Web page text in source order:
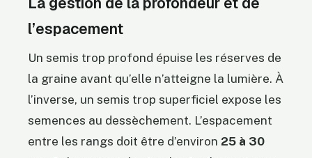
l’espacement
Un semis trop profond épuise les réserves de
la graine avant qu’elle n’atteigne la lumière. À
l’inverse, un semis trop superficiel expose les
semences au dessèchement. L’espacement
entre les rangs doit être d’environ 25 à 30